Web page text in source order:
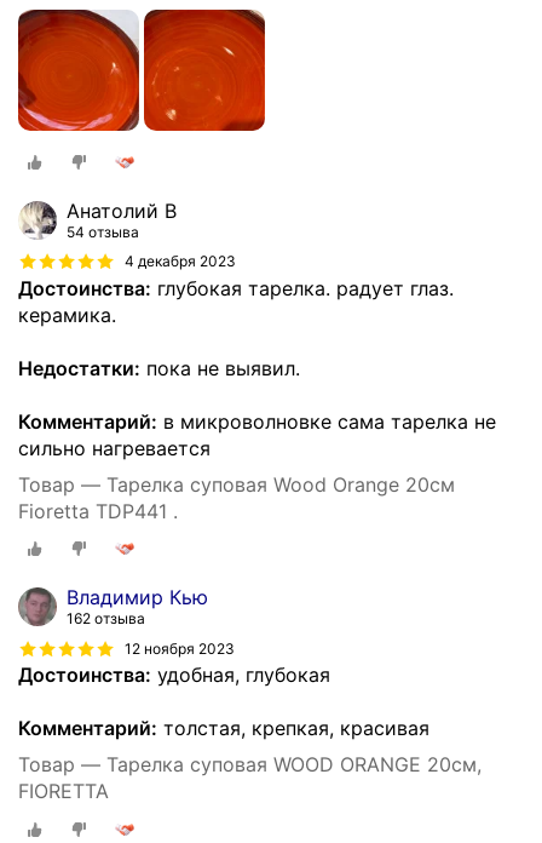
Анатолий В
54 отзыва
4 декабря 2023
Достоинства: глубокая тарелка. радует глаз.
керамика.
Недостатки: пока не выявил.
Комментарий: в микроволновке сама тарелка не
сильно нагревается
Товар — Тарелка суповая Wood Orange 20см
Fioretta TDP441 .
Владимир Кью
162 отзыва
12 ноября 2023
Достоинства: удобная, глубокая
Комментарий: толстая, крепкая, красивая
Товар — Тарелка суповая WOOD ORANGE 20см,
FIORETTA